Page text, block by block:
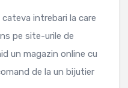
intrebari la care
pe site-urile de
un magazin online cu
de la un bijutier